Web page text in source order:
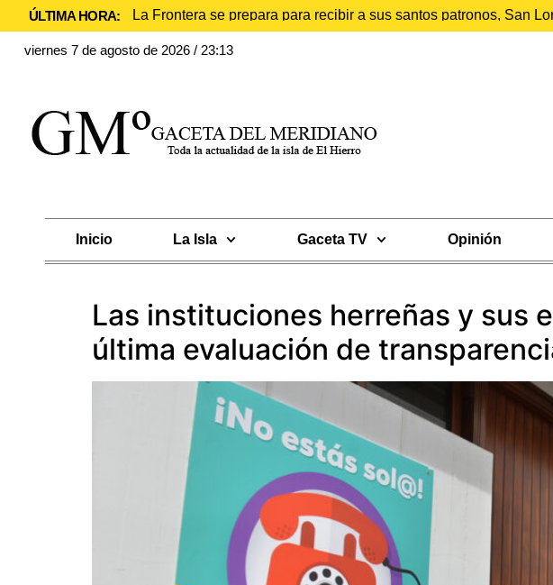
ÚLTIMA HORA: La Frontera se prepara para recibir a sus santos patronos, San
viernes 7 de agosto de 2026 / 23:13
Inicio La Isla Gaceta TV Opinión
Las instituciones herreñas y sus
última evaluación de